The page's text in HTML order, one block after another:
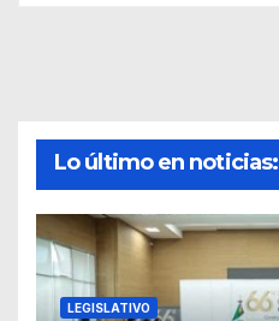
Lo último en noticias:
LEGISLATIVO